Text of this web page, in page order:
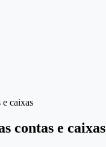
e caixas
contas e caixas